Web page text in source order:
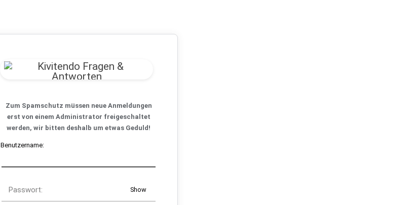
Zum Spamschutz müssen neue Anmeldungen
erst von einem Administrator freigeschaltet
werden, wir bitten deshalb um etwas Geduld!
Benutzername:
Show
Passwort: